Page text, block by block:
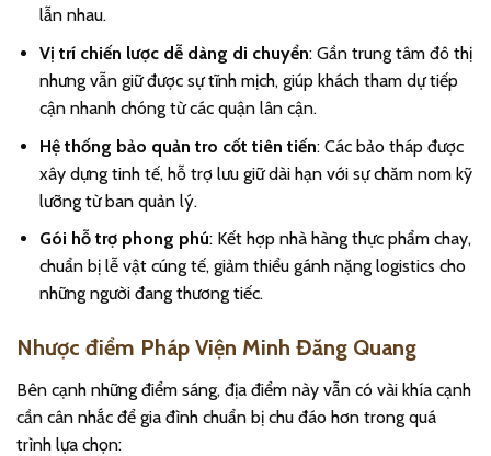
lẫn nhau.
Vị trí chiến lược dễ dàng di chuyển: Gần trung tâm đô thị
nhưng vẫn giữ được sự tĩnh mịch, giúp khách tham dự tiếp
cận nhanh chóng từ các quận lân cận.
Hệ thống bảo quản tro cốt tiên tiến: Các bảo tháp được
xây dựng tinh tế, hỗ trợ lưu giữ dài hạn với sự chăm nom kỹ
lưỡng từ ban quản lý.
Gói hỗ trợ phong phú: Kết hợp nhà hàng thực phẩm chay,
chuẩn bị lễ vật cúng tế, giảm thiểu gánh nặng logistics cho
những người đang thương tiếc.
Nhược điểm Pháp Viện Minh Đăng Quang
Bên cạnh những điểm sáng, địa điểm này vẫn có vài khía cạnh
cần cân nhắc để gia đình chuẩn bị chu đáo hơn trong quá
trình lựa chọn: